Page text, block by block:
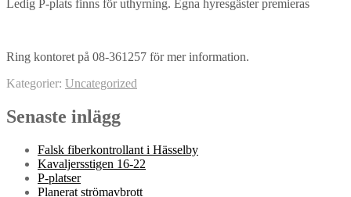
Ledig P-plats finns för uthyrning. Egna hyresgäster premieras
Ring kontoret på 08-361257 för mer information.
Kategorier: Uncategorized
Senaste inlägg
Falsk fiberkontrollant i Hässelby
Kavaljersstigen 16-22
P-platser
Planerat strömavbrott